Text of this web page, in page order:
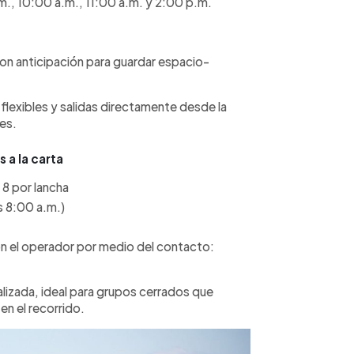
anticipación para guardar espacio-
y salidas directamente desde la
a la carta
por lancha
8:00 a.m.)
el operador por medio del contacto:
ideal para grupos cerrados que
el recorrido.